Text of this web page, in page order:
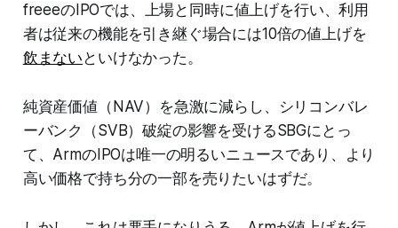
freeeのIPOでは、上場と同時に値上げを行い、利用
者は従来の機能を引き継ぐ場合には10倍の値上げを
飲まない といけなかった。
純資産価値（NAV）を急激に減らし、シリコンバレ
ーバンク（SVB）破綻の影響を受けるSBGにとっ
て、ArmのIPOは唯一の明るいニュースであり、より
高い価格で持ち分の一部を売りたいはずだ。